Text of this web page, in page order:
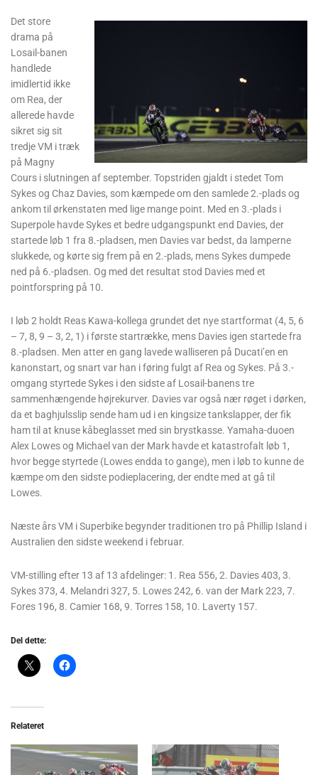
Det store
drama på
Losail-banen
handlede
imidlertid ikke
om Rea, der
allerede havde
sikret sig sit
tredje VM i træk
på Magny
Cours i slutningen af september. Topstriden gjaldt i stedet Tom
Sykes og Chaz Davies, som kæmpede om den samlede 2.-plads og
ankom til ørkenstaten med lige mange point. Med en 3.-plads i
Superpole havde Sykes et bedre udgangspunkt end Davies, der
startede løb 1 fra 8.-pladsen, men Davies var bedst, da lamperne
slukkede, og kørte sig frem på en 2.-plads, mens Sykes dumpede
ned på 6.-pladsen. Og med det resultat stod Davies med et
pointforspring på 10.
I løb 2 holdt Reas Kawa-kollega grundet det nye startformat (4, 5, 6
– 7, 8, 9 – 3, 2, 1) i første startrække, mens Davies igen startede fra
8.-pladsen. Men atter en gang lavede walliseren på Ducati’en en
kanonstart, og snart var han i føring fulgt af Rea og Sykes. På 3.-
omgang styrtede Sykes i den sidste af Losail-banens tre
sammenhængende højrekurver. Davies var også nær røget i dørken,
da et baghjulsslip sende ham ud i en kingsize tankslapper, der fik
ham til at knuse kåbeglasset med sin brystkasse. Yamaha-duoen
Alex Lowes og Michael van der Mark havde et katastrofalt løb 1,
hvor begge styrtede (Lowes endda to gange), men i løb to kunne de
kæmpe om den sidste podieplacering, der endte med at gå til
Lowes.
Næste års VM i Superbike begynder traditionen tro på Phillip Island i
Australien den sidste weekend i februar.
VM-stilling efter 13 af 13 afdelinger: 1. Rea 556, 2. Davies 403, 3.
Sykes 373, 4. Melandri 327, 5. Lowes 242, 6. van der Mark 223, 7.
Fores 196, 8. Camier 168, 9. Torres 158, 10. Laverty 157.
Del dette:
Relateret